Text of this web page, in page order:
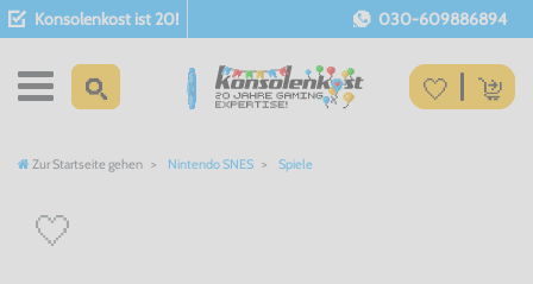
Konsolenkost ist 20! 030-609886894
Zur Startseite gehen Nintendo SNES Spiele